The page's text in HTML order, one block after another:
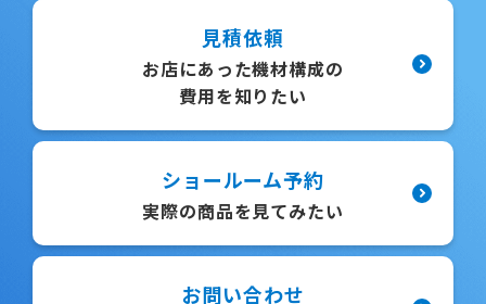
見積依頼
お店にあった機材構成の
費用を知りたい
ショールーム予約
実際の商品を見てみたい
お問い合わせ